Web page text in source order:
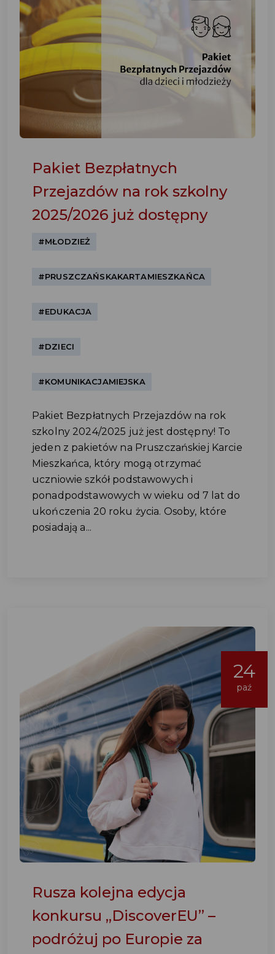
Pakiet Bezpłatnych
Przejazdów na rok szkolny
2025/2026 już dostępny
#MŁODZIEŻ
#PRUSZCZAŃSKAKARTAMIESZKAŃCA
#EDUKACJA
#DZIECI
#KOMUNIKACJAMIEJSKA
Pakiet Bezpłatnych Przejazdów na rok
szkolny 2024/2025 już jest dostępny! To
jeden z pakietów na Pruszczańskiej Karcie
Mieszkańca, który mogą otrzymać
uczniowie szkół podstawowych i
ponadpodstawowych w wieku od 7 lat do
ukończenia 20 roku życia. Osoby, które
posiadają a...
24
paź
Rusza kolejna edycja
konkursu „DiscoverEU” –
podróżuj po Europie za